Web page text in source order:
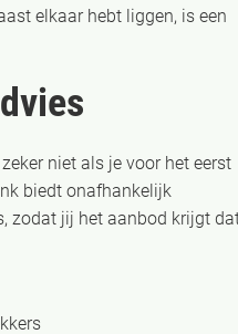
elkaar hebt liggen, is een
niet als je voor het eerst
biedt onafhankelijk
zodat jij het aanbod krijgt